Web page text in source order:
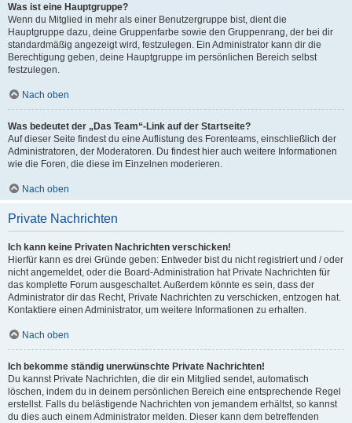
Was ist eine Hauptgruppe?
Wenn du Mitglied in mehr als einer Benutzergruppe bist, dient die
Hauptgruppe dazu, deine Gruppenfarbe sowie den Gruppenrang, der bei dir
standardmäßig angezeigt wird, festzulegen. Ein Administrator kann dir die
Berechtigung geben, deine Hauptgruppe im persönlichen Bereich selbst
festzulegen.
Nach oben
Was bedeutet der „Das Team“-Link auf der Startseite?
Auf dieser Seite findest du eine Auflistung des Forenteams, einschließlich der
Administratoren, der Moderatoren. Du findest hier auch weitere Informationen
wie die Foren, die diese im Einzelnen moderieren.
Nach oben
Private Nachrichten
Ich kann keine Privaten Nachrichten verschicken!
Hierfür kann es drei Gründe geben: Entweder bist du nicht registriert und / oder
nicht angemeldet, oder die Board-Administration hat Private Nachrichten für
das komplette Forum ausgeschaltet. Außerdem könnte es sein, dass der
Administrator dir das Recht, Private Nachrichten zu verschicken, entzogen hat.
Kontaktiere einen Administrator, um weitere Informationen zu erhalten.
Nach oben
Ich bekomme ständig unerwünschte Private Nachrichten!
Du kannst Private Nachrichten, die dir ein Mitglied sendet, automatisch
löschen, indem du in deinem persönlichen Bereich eine entsprechende Regel
erstellst. Falls du belästigende Nachrichten von jemandem erhältst, so kannst
du dies auch einem Administrator melden. Dieser kann dem betreffenden